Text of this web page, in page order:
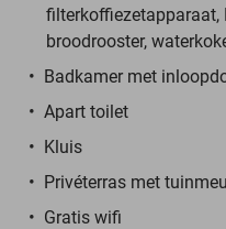
filterkoffiezetapparaat,
broodrooster,
Badkamer met
Apart toilet
Kluis
Privéterras met
Gratis wifi